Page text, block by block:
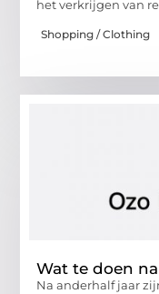
het verkrijgen van
Shopping / Clothing
Wat te doen
Na anderhalf jaar